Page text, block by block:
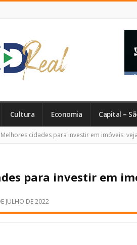
Cultura Economia Capital –
Melhores cidades para investir em imóveis:
para investir em
JULHO DE 2022